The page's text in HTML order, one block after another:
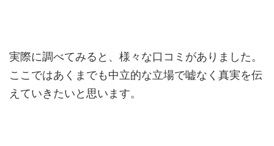
実際に調べてみると、様々な口コミがありました。
ここではあくまでも中立的な立場で嘘なく真実を伝
えていきたいと思います。